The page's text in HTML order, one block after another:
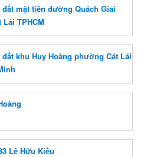
mặt tiền đường Quách Giai
TPHCM
khu Huy Hoàng phường Cát Lái
Lê Hữu Kiều